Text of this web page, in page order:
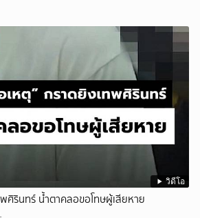
วิดีโอ
ศิรินทร์ น้ำตาคลอขอโทษผู้เสียหาย